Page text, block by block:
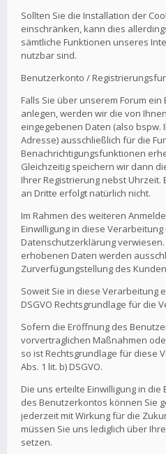
Sollten Sie die Installation der
einschränken, kann dies
sämtliche Funktionen unseres
nutzbar sind.
Benutzerkonto /
Falls Sie über unserem Forum
anlegen, werden wir die von
eingegebenen Daten (also bspw.
Adresse) ausschließlich für die
Benachrichtigungsfunktionen
Gleichzeitig speichern wir dann
Ihrer Registrierung nebst Uhrzeit.
an Dritte erfolgt natürlich nicht.
Im Rahmen des weiteren
Einwilligung in diese
Datenschutzerklärung
erhobenen Daten werden
Zurverfügungstellung des
Soweit Sie in diese Verarbeitung
DSGVO Rechtsgrundlage für die
Sofern die Eröffnung des
vorvertraglichen Maßnahmen
so ist Rechtsgrundlage für diese
Abs. 1 lit. b) DSGVO.
Die uns erteilte Einwilligung in
des Benutzerkontos können Sie
jederzeit mit Wirkung für die
müssen Sie uns lediglich über
setzen.